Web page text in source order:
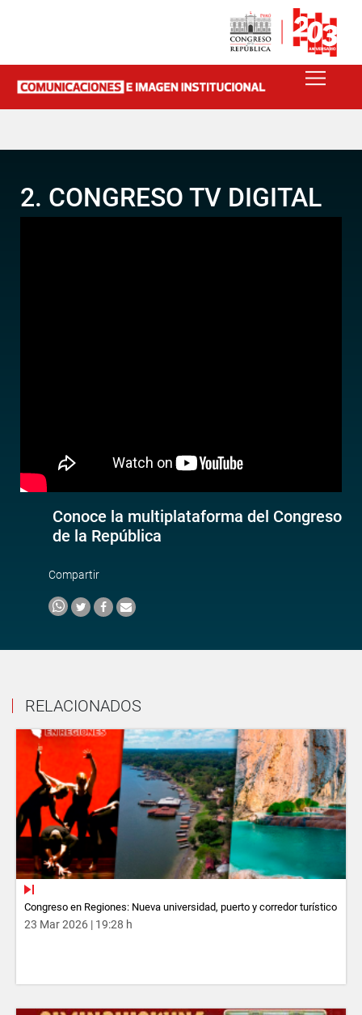
2. CONGRESO TV DIGITAL
Conoce la multiplataforma del Congreso
de la República
Compartir
RELACIONADOS
Congreso en Regiones: Nueva universidad, puerto y corredor turístico
23 Mar 2026 | 19:28 h